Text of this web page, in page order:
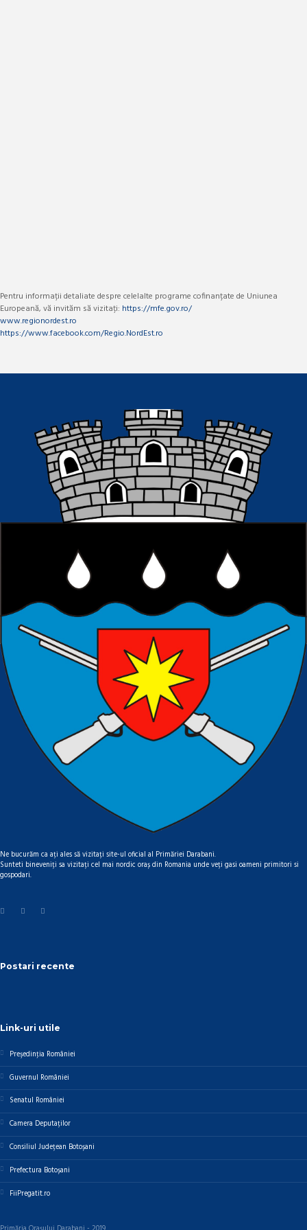
Pentru informații detaliate despre celelalte programe cofinanțate de Uniunea
Europeană, vă invităm să vizitați: https://mfe.gov.ro/
www.regionordest.ro
https://www.facebook.com/Regio.NordEst.ro
Ne bucurăm ca ați ales să vizitați site-ul oficial al Primăriei Darabani.
Sunteti bineveniți sa vizitați cel mai nordic oraș din Romania unde veți gasi oameni primitori si
gospodari.
Postari recente
Link-uri utile
Preşedinţia României
Guvernul României
Senatul României
Camera Deputaților
Consiliul Județean Botoșani
Prefectura Botoșani
FiiPregatit.ro